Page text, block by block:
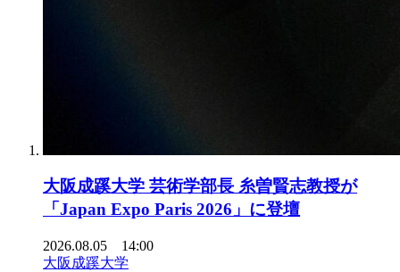
大阪成蹊大学 芸術学部長 糸曽賢志教授が
「Japan Expo Paris 2026」に登壇
2026.08.05 14:00
大阪成蹊大学